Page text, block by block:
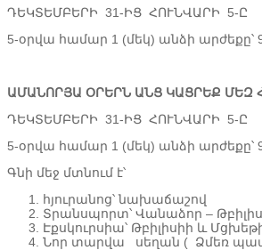
ԴԵԿՏԵՄԲԵՐԻ 31-ԻՑ ՀՈՒՆՎԱՐԻ 5-Ը
5-օրվա համար 1 (մեկ) անձի արժեքը՝
ԱՄԱՆՈՐՅԱ ՕՐԵՐՆ ԱՆՑ ԿԱՑՐԵՔ ՄԵԶ
ԴԵԿՏԵՄԲԵՐԻ 31-ԻՑ ՀՈՒՆՎԱՐԻ 5-Ը
5-օրվա համար 1 (մեկ) անձի արժեքը՝
Գնի մեջ մտնում է՝
հյուրանոց՝ նախաճաշով
Տրանսպորտ՝ Վանաձոր –
Էքսկուրսիա՝ Թբիլիսիի և
Նոր տարվա սեղան ( Ձմեռ